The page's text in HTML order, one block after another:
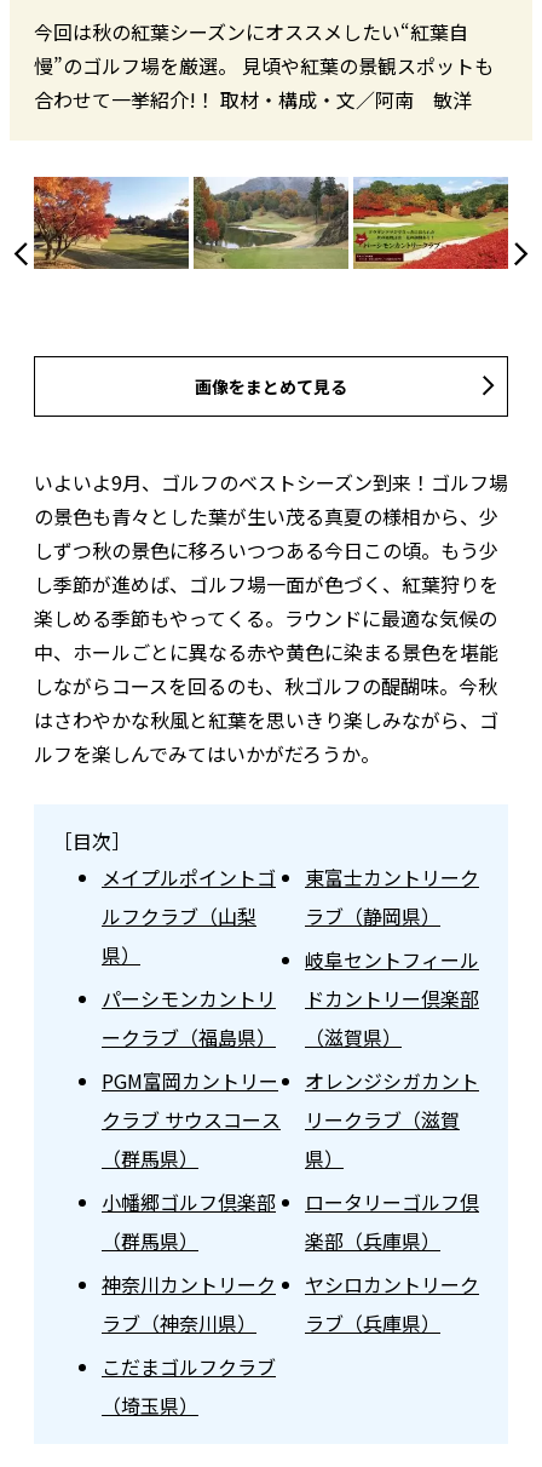
今回は秋の紅葉シーズンにオススメしたい“紅葉自
慢”のゴルフ場を厳選。 見頃や紅葉の景観スポットも
合わせて一挙紹介!！ 取材・構成・文／阿南 敏洋
画像をまとめて見る
いよいよ9月、ゴルフのベストシーズン到来！ゴルフ場
の景色も青々とした葉が生い茂る真夏の様相から、少
しずつ秋の景色に移ろいつつある今日この頃。もう少
し季節が進めば、ゴルフ場一面が色づく、紅葉狩りを
楽しめる季節もやってくる。ラウンドに最適な気候の
中、ホールごとに異なる赤や黄色に染まる景色を堪能
しながらコースを回るのも、秋ゴルフの醍醐味。今秋
はさわやかな秋風と紅葉を思いきり楽しみながら、ゴ
ルフを楽しんでみてはいかがだろうか。
［目次］
メイプルポイントゴ
ルフクラブ（山梨
県）
パーシモンカントリ
ークラブ（福島県）
PGM富岡カントリー
クラブ サウスコース
（群馬県）
小幡郷ゴルフ倶楽部
（群馬県）
神奈川カントリーク
ラブ（神奈川県）
こだまゴルフクラブ
（埼玉県）
東富士カントリーク
ラブ（静岡県）
岐阜セントフィール
ドカントリー倶楽部
（滋賀県）
オレンジシガカント
リークラブ（滋賀
県）
ロータリーゴルフ倶
楽部（兵庫県）
ヤシロカントリーク
ラブ（兵庫県）